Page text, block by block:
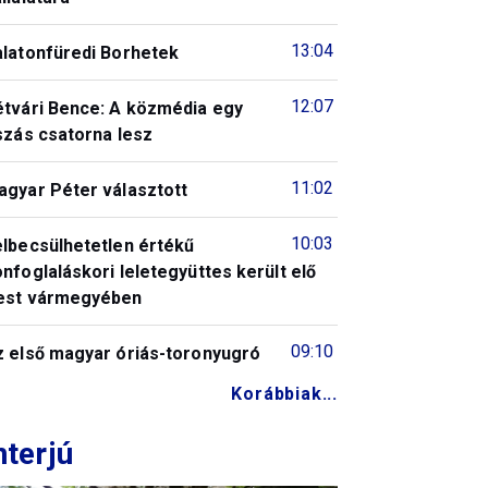
13:04
Borhetek
12:07
Bence: A közmédia egy
csatorna lesz
11:02
Péter választott
10:03
értékű
leletegyüttes került elő
vármegyében
09:10
első magyar óriás-toronyugró
Korábbiak...